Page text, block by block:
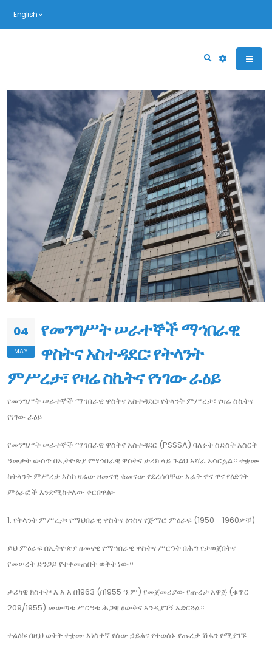
English
04
MAY
የመንግሥት ሠራተኞች ማኅበራዊ
ዋስትና አስተዳደር፡ የትላንት
ምሥረታ፣ የዛሬ ስኬትና የነገው ራዕይ
የመንግሥት ሠራተኞች ማኅበራዊ ዋስትና አስተዳደር፡ የትላንት ምሥረታ፣ የዛሬ ስኬትና
የነገው ራዕይ
የመንግሥት ሠራተኞች ማኅበራዊ ዋስትና አስተዳደር (PSSSA) ባለፉት ስድስት አስርት
ዓመታት ውስጥ በኢትዮጵያ የማኅበራዊ ዋስትና ታሪክ ላይ ጉልህ አሻራ አሳርፏል። ተቋሙ
ከትላንት ምሥረታ እስከ ዛሬው ዘመናዊ ቁመናው የደረሰባቸው አራት ዋና ዋና የዕድገት
ምዕራፎች እንደሚከተለው ቀርበዋል፦
1. የትላንት ምሥረታ፡ የማህበራዊ ዋስትና ፅንስና የጅማሮ ምዕራፍ (1950 - 1960ዎቹ)
ይህ ምዕራፍ በኢትዮጵያ ዘመናዊ የማኅበራዊ ዋስትና ሥርዓት በሕግ የታወጀበትና
የመሠረት ድንጋይ የተቀመጠበት ወቅት ነው።
ታሪካዊ ክስተት፡ እ.አ.አ በ1963 (በ1955 ዓ.ም) የመጀመሪያው የጡረታ አዋጅ (ቁጥር
209/1955) መውጣቱ ሥርዓቱ ሕጋዊ ዕውቅና እንዲያገኝ አድርጓል።
ተልዕኮ፡ በዚህ ወቅት ተቋሙ አነስተኛ የሰው ኃይልና የተወሰኑ የጡረታ ሽፋን የሚያገኙ